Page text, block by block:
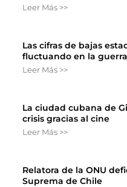
Leer Más >>
Las cifras de bajas
fluctuando en la
Leer Más >>
La ciudad cubana de
crisis gracias al cine
Leer Más >>
Relatora de la ONU
Suprema de Chile